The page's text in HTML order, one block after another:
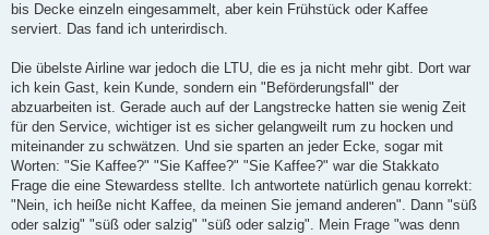
bis Decke einzeln eingesammelt, aber kein Frühstück oder Kaffee
serviert. Das fand ich unterirdisch.
Die übelste Airline war jedoch die LTU, die es ja nicht mehr gibt. Dort war
ich kein Gast, kein Kunde, sondern ein "Beförderungsfall" der
abzuarbeiten ist. Gerade auch auf der Langstrecke hatten sie wenig Zeit
für den Service, wichtiger ist es sicher gelangweilt rum zu hocken und
miteinander zu schwätzen. Und sie sparten an jeder Ecke, sogar mit
Worten: "Sie Kaffee?" "Sie Kaffee?" "Sie Kaffee?" war die Stakkato
Frage die eine Stewardess stellte. Ich antwortete natürlich genau korrekt:
"Nein, ich heiße nicht Kaffee, da meinen Sie jemand anderen". Dann "süß
oder salzig" "süß oder salzig" "süß oder salzig". Mein Frage "was denn